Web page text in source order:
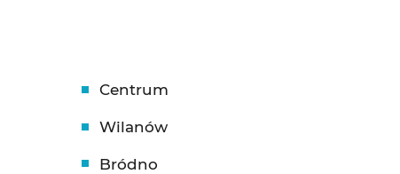
Centrum
Wilanów
Bródno